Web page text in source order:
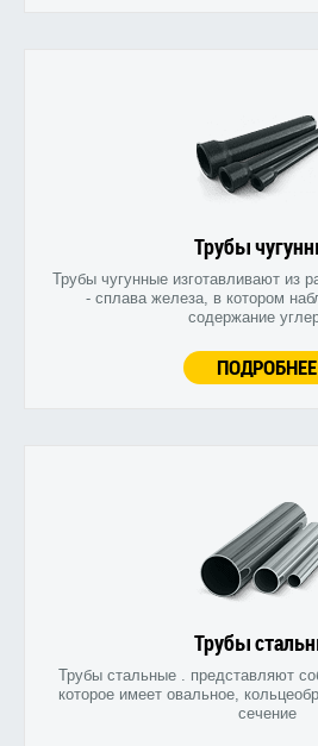
Трубы
Трубы чугунные изготавливают из
- сплава железа, в котором
содержание
ПОДРОБНЕЕ
Трубы
Трубы стальные . представляют
которое имеет овальное,
сечение